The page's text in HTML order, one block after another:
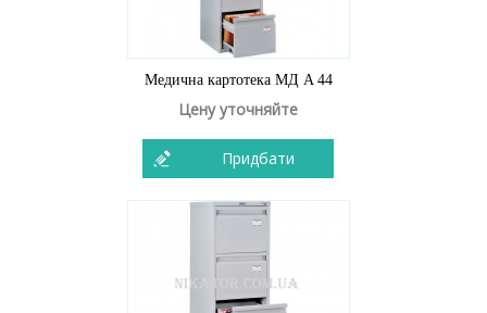
Медична картотека МД A 44
Цену уточняйте
Придбати